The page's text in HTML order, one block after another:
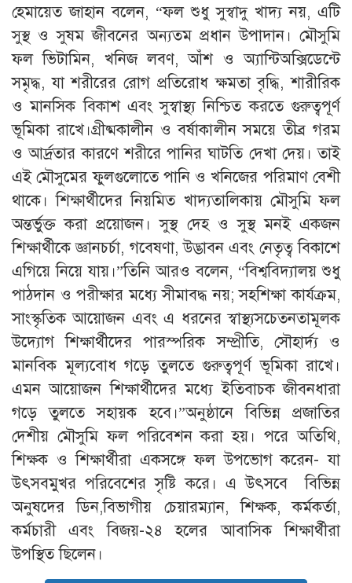
হেমায়েত জাহান বলেন, “ফল শুধু সুস্বাদু খাদ্য নয়, এটি
সুস্থ ও সুষম জীবনের অন্যতম প্রধান উপাদান। মৌসুমি
ফল ভিটামিন, খনিজ লবণ, আঁশ ও অ্যান্টিঅক্সিডেন্টে
সমৃদ্ধ, যা শরীরের রোগ প্রতিরোধ ক্ষমতা বৃদ্ধি, শারীরিক
ও মানসিক বিকাশ এবং সুস্বাস্থ্য নিশ্চিত করতে গুরুত্বপূর্ণ
ভূমিকা রাখে।গ্রীষ্মকালীন ও বর্ষাকালীন সময়ে তীব্র গরম
ও আর্দ্রতার কারণে শরীরে পানির ঘাটতি দেখা দেয়। তাই
এই মৌসুমের ফুলগুলোতে পানি ও খনিজের পরিমাণ বেশী
থাকে। শিক্ষার্থীদের নিয়মিত খাদ্যতালিকায় মৌসুমি ফল
অন্তর্ভুক্ত করা প্রয়োজন। সুস্থ দেহ ও সুস্থ মনই একজন
শিক্ষার্থীকে জ্ঞানচর্চা, গবেষণা, উদ্ভাবন এবং নেতৃত্ব বিকাশে
এগিয়ে নিয়ে যায়।”তিনি আরও বলেন, “বিশ্ববিদ্যালয় শুধু
পাঠদান ও পরীক্ষার মধ্যে সীমাবদ্ধ নয়; সহশিক্ষা কার্যক্রম,
সাংস্কৃতিক আয়োজন এবং এ ধরনের স্বাস্থ্যসচেতনতামূলক
উদ্যোগ শিক্ষার্থীদের পারস্পরিক সম্প্রীতি, সৌহার্দ্য ও
মানবিক মূল্যবোধ গড়ে তুলতে গুরুত্বপূর্ণ ভূমিকা রাখে।
এমন আয়োজন শিক্ষার্থীদের মধ্যে ইতিবাচক জীবনধারা
গড়ে তুলতে সহায়ক হবে।”অনুষ্ঠানে বিভিন্ন প্রজাতির
দেশীয় মৌসুমি ফল পরিবেশন করা হয়। পরে অতিথি,
শিক্ষক ও শিক্ষার্থীরা একসঙ্গে ফল উপভোগ করেন- যা
উৎসবমুখর পরিবেশের সৃষ্টি করে। এ উৎসবে বিভিন্ন
অনুষদের ডিন,বিভাগীয় চেয়ারম্যান, শিক্ষক, কর্মকর্তা,
কর্মচারী এবং বিজয়-২৪ হলের আবাসিক শিক্ষার্থীরা
উপস্থিত ছিলেন।